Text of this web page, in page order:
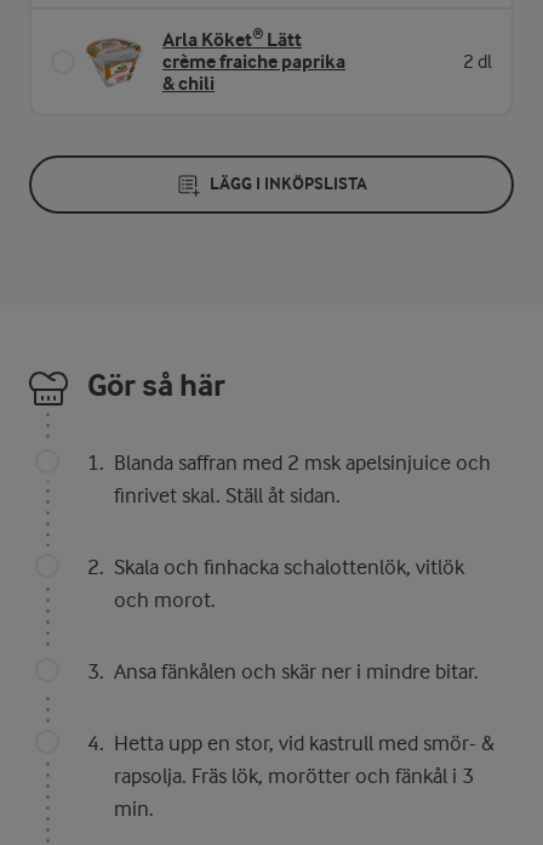
Arla Köket® Lätt
crème fraiche paprika
& chili
2 dl
LÄGG I INKÖPSLISTA
Gör så här
Blanda saffran med 2 msk apelsinjuice och
finrivet skal. Ställ åt sidan.
Skala och finhacka schalottenlök, vitlök
och morot.
Ansa fänkålen och skär ner i mindre bitar.
Hetta upp en stor, vid kastrull med smör- &
rapsolja. Fräs lök, morötter och fänkål i 3
min.